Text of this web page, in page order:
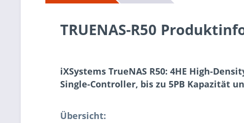
TRUENAS-R50
iXSystems TrueNAS R50: 4HE High-
Single-Controller, bis zu 5PB Kapazität
Übersicht: